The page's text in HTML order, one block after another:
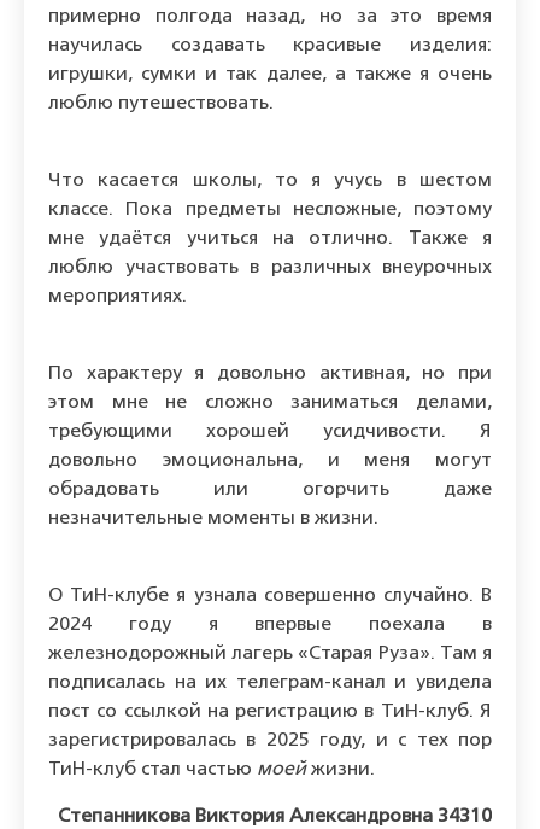
примерно полгода назад, но за это время
научилась создавать красивые изделия:
игрушки, сумки и так далее, а также я очень
люблю путешествовать.
Что касается школы, то я учусь в шестом
классе. Пока предметы несложные, поэтому
мне удаётся учиться на отлично. Также я
люблю участвовать в различных внеурочных
мероприятиях.
По характеру я довольно активная, но при
этом мне не сложно заниматься делами,
требующими хорошей усидчивости. Я
довольно эмоциональна, и меня могут
обрадовать или огорчить даже
незначительные моменты в жизни.
О ТиН-клубе я узнала совершенно случайно. В
2024 году я впервые поехала в
железнодорожный лагерь «Старая Руза». Там я
подписалась на их телеграм-канал и увидела
пост со ссылкой на регистрацию в ТиН-клуб. Я
зарегистрировалась в 2025 году, и с тех пор
ТиН-клуб стал частью моейжизни.
Степанникова Виктория Александровна 34310